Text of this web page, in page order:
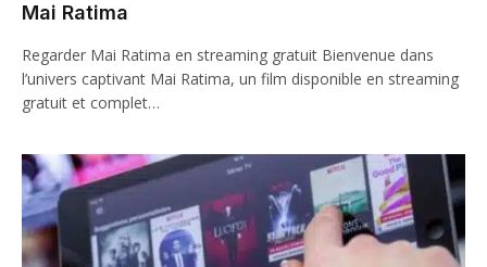
Mai Ratima
Regarder Mai Ratima en streaming gratuit Bienvenue dans
l’univers captivant Mai Ratima, un film disponible en streaming
gratuit et complet…